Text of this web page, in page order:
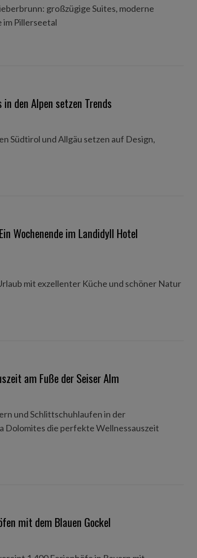
großzügige Suites, moderne
Pillerseetal
den Alpen setzen Trends
Südtirol und Allgäu setzen auf Design,
Wochenende im Landidyll Hotel
mit exzellenter Küche und schöner Natur
am Fuße der Seiser Alm
und Schlittschuhlaufen in der
Dolomites die perfekte Wellnessauszeit
mit dem Blauen Gockel